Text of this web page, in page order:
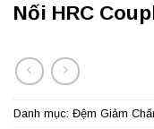
Nối HRC
Danh mục: Đệm Giảm